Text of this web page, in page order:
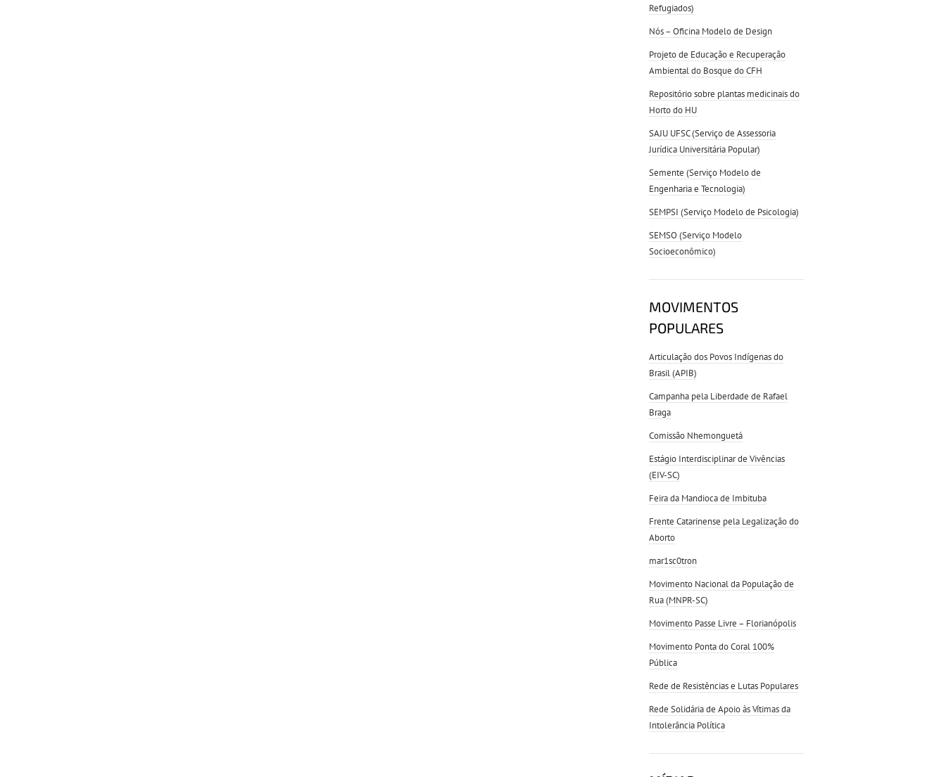
Refugiados)
Nós – Oficina Modelo de Design
Projeto de Educação e Recuperação
Ambiental do Bosque do CFH
Repositório sobre plantas medicinais do
Horto do HU
SAJU UFSC (Serviço de Assessoria
Jurídica Universitária Popular)
Semente (Serviço Modelo de
Engenharia e Tecnologia)
SEMPSI (Serviço Modelo de Psicologia)
SEMSO (Serviço Modelo
Socioeconômico)
MOVIMENTOS
POPULARES
Articulação dos Povos Indígenas do
Brasil (APIB)
Campanha pela Liberdade de Rafael
Braga
Comissão Nhemonguetá
Estágio Interdisciplinar de Vivências
(EIV-SC)
Feira da Mandioca de Imbituba
Frente Catarinense pela Legalização do
Aborto
mar1sc0tron
Movimento Nacional da População de
Rua (MNPR-SC)
Movimento Passe Livre – Florianópolis
Movimento Ponta do Coral 100%
Pública
Rede de Resistências e Lutas Populares
Rede Solidária de Apoio às Vítimas da
Intolerância Política